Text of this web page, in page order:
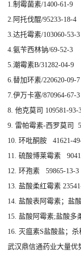
1.制霉菌素/1400-61-9
2.阿托伐醌/95233-18-4
3.达托霉素/103060-53-3
4.氨苄西林钠/69-52-3
5.潮霉素B/31282-04-9
6.替加环素/220620-09-7
7.伊万卡塞/870964-67-3
8. 他克莫司 109581-93-
9. 雷帕霉素-西罗莫司
10. 环吡酮胺 41621-
11. 硫酸博莱霉素
12. 环孢素 59865-13-3
13. 盐酸柔红霉素
14. 盐酸表阿霉素；盐
15. 盐酸阿霉素;盐酸多
16. 灭瘟素S盐酸盐；
武汉鼎信通药业大量优